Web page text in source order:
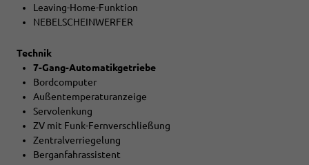
Leaving-Home-Funktion
NEBELSCHEINWERFER
Technik
7-Gang-Automatikgetriebe
Bordcomputer
Außentemperaturanzeige
Servolenkung
ZV mit Funk-Fernverschließung
Zentralverriegelung
Berganfahrassistent